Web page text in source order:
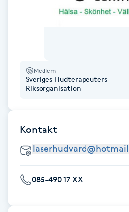
Gelenaglar
Gellack
Gellack med förstärkning
Gravidyoga
Medlem
Sveriges Hudterapeuters
Riksorganisation
Kontakt
085-490 17 XX